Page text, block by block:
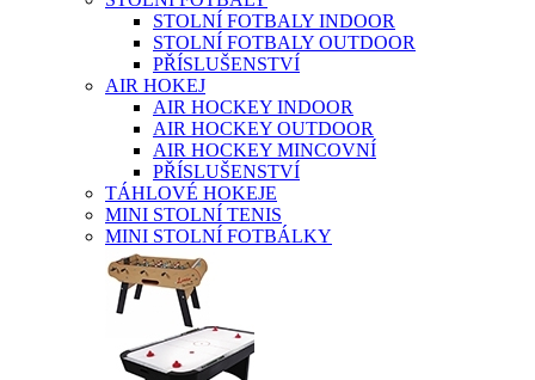
STOLNÍ FOTBALY INDOOR
STOLNÍ FOTBALY OUTDOOR
PŘÍSLUŠENSTVÍ
AIR HOKEJ
AIR HOCKEY INDOOR
AIR HOCKEY OUTDOOR
AIR HOCKEY MINCOVNÍ
PŘÍSLUŠENSTVÍ
TÁHLOVÉ HOKEJE
MINI STOLNÍ TENIS
MINI STOLNÍ FOTBÁLKY